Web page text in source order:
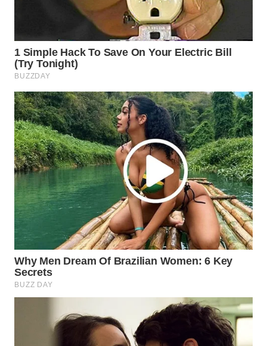
WN
CIREBON
WN
INDRAMAYU
WN
KUNINGAN
WN
MAJALENGKA
SUBANG
WN
WN